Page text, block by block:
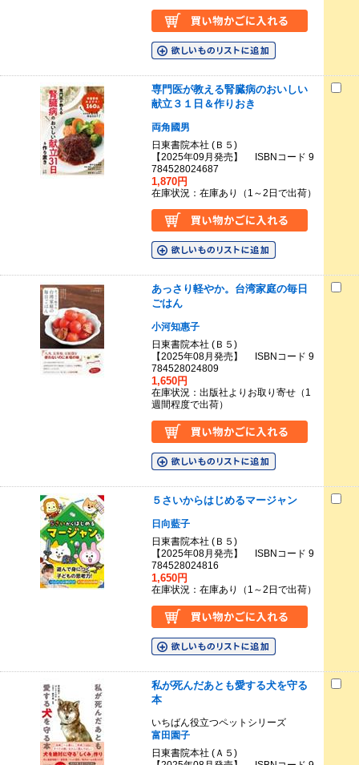
専門医が教える腎臓病のおいしい
献立３１日＆作りおき
両角國男
日東書院本社 (Ｂ５)
【2025年09月発売】 ISBNコード 9
784528024687
1,870円
在庫状況：在庫あり（1～2日で出荷）
あっさり軽やか。台湾家庭の毎日
ごはん
小河知惠子
日東書院本社 (Ｂ５)
【2025年08月発売】 ISBNコード 9
784528024809
1,650円
在庫状況：出版社よりお取り寄せ（1
週間程度で出荷）
５さいからはじめるマージャン
日向藍子
日東書院本社 (Ｂ５)
【2025年08月発売】 ISBNコード 9
784528024816
1,650円
在庫状況：在庫あり（1～2日で出荷）
私が死んだあとも愛する犬を守る
本
いちばん役立つペットシリーズ
富田園子
日東書院本社 (Ａ５)